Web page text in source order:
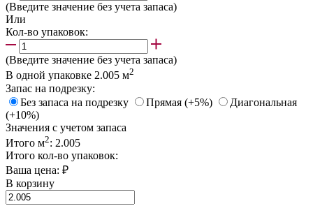
(Введите значение без учета запаса)
Или
Кол-во упаковок:
(Введите значение без учета запаса)
В одной упаковке 2.005 м2
Запас на подрезку:
Без запаса на подрезку
Прямая (+5%)
Диагональная
(+10%)
Значения с учетом запаса
Итого м2: 2.005
Итого кол-во упаковок:
Ваша цена: ₽
В корзину